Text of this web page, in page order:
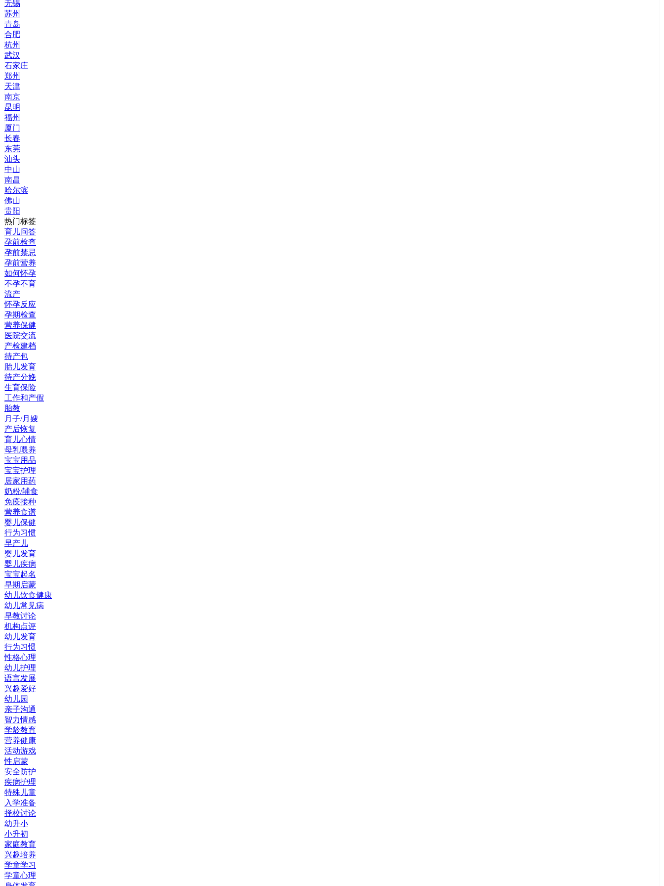
无锡
苏州
青岛
合肥
杭州
武汉
石家庄
郑州
天津
南京
昆明
福州
厦门
长春
东莞
汕头
中山
南昌
哈尔滨
佛山
贵阳
热门标签
育儿问答
孕前检查
孕前禁忌
孕前营养
如何怀孕
不孕不育
流产
怀孕反应
孕期检查
营养保健
医院交流
产检建档
待产包
胎儿发育
待产分娩
生育保险
工作和产假
胎教
月子/月嫂
产后恢复
育儿心情
母乳喂养
宝宝用品
宝宝护理
居家用药
奶粉/辅食
免疫接种
营养食谱
婴儿保健
行为习惯
早产儿
婴儿发育
婴儿疾病
宝宝起名
早期启蒙
幼儿饮食健康
幼儿常见病
早教讨论
机构点评
幼儿发育
行为习惯
性格心理
幼儿护理
语言发展
兴趣爱好
幼儿园
亲子沟通
智力情感
学龄教育
营养健康
活动游戏
性启蒙
安全防护
疾病护理
特殊儿童
入学准备
择校讨论
幼升小
小升初
家庭教育
兴趣培养
学童学习
学童心理